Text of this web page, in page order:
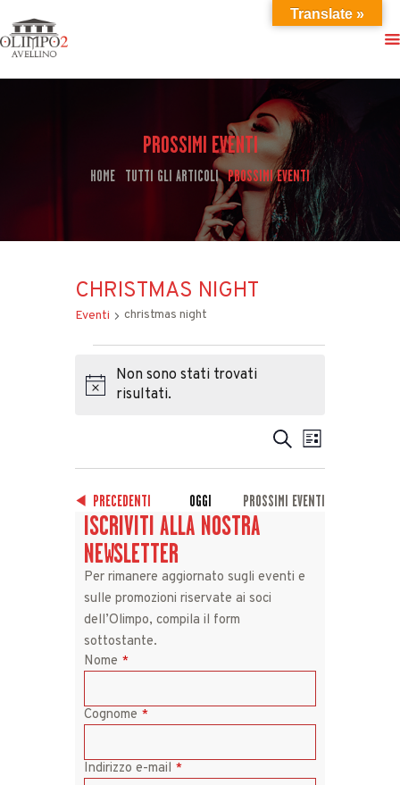
PROSSIMI EVENTI
HOME TUTTI GLI ARTICOLI PROSSIMI EVENTI
ISCRIZIONE
GALLERIA
CONTATTI
CHRISTMAS NIGHT
Eventi christmas night
EVENTI
Notice
Non sono stati trovati
risultati.
EVENTI
RICERCA
E
NAVIGAZIONE
CERCA
EVENTO
VISTE
LISTA
data.
EVENTI
PRECEDENTI OGGI PROSSIMI EVENTI
ISCRIVITI ALLA NOSTRA
NEWSLETTER
Per rimanere aggiornato sugli eventi e
sulle promozioni riservate ai soci
dell’Olimpo, compila il form
sottostante.
Nome *
Cognome *
Indirizzo e-mail *
Translate »